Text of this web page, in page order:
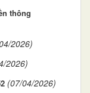
thông
2026)
2026)
(07/04/2026)